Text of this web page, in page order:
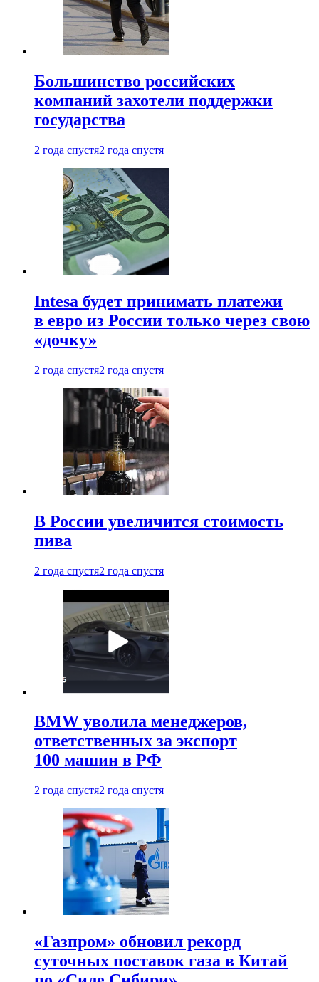
Большинство российских
компаний захотели поддержки
государства
2 года спустя2 года спустя
Intesa будет принимать платежи
в евро из России только через свою
«дочку»
2 года спустя2 года спустя
В России увеличится стоимость
пива
2 года спустя2 года спустя
BMW уволила менеджеров,
ответственных за экспорт
100 машин в РФ
2 года спустя2 года спустя
«Газпром» обновил рекорд
суточных поставок газа в Китай